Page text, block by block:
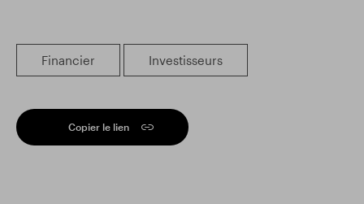
Financier Investisseurs
Copier le lien